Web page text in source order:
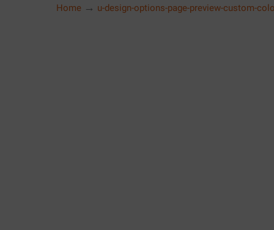
Home → u-design-options-page-preview-custom-